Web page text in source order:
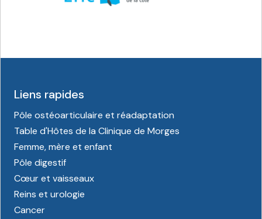
Liens rapides
Pôle ostéoarticulaire et réadaptation
Table d'Hôtes de la Clinique de Morges
Femme, mère et enfant
Pôle digestif
Cœur et vaisseaux
Reins et urologie
Cancer